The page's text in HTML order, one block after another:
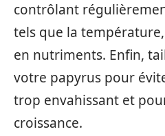
contrôlant
tels que la
en nutriments. Enfin,
votre papyrus pour
trop envahissant et
croissance.